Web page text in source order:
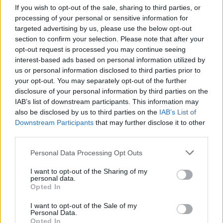
If you wish to opt-out of the sale, sharing to third parties, or
processing of your personal or sensitive information for
targeted advertising by us, please use the below opt-out
section to confirm your selection. Please note that after your
opt-out request is processed you may continue seeing
interest-based ads based on personal information utilized by
us or personal information disclosed to third parties prior to
your opt-out. You may separately opt-out of the further
disclosure of your personal information by third parties on the
IAB’s list of downstream participants. This information may
also be disclosed by us to third parties on the IAB’s List of
Downstream Participants that may further disclose it to other
Personal Data Processing Opt Outs
I want to opt-out of the Sharing of my
personal data.
Opted In
I want to opt-out of the Sale of my
Personal Data.
Opted In
Comentari: